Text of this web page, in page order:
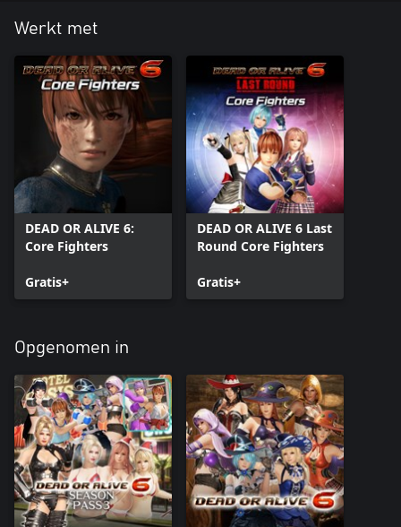
Werkt met
DEAD OR ALIVE 6:
Core Fighters
Gratis+
DEAD OR ALIVE 6 Last
Round Core Fighters
Gratis+
Opgenomen in